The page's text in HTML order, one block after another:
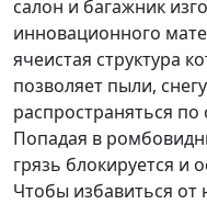
салон и багажник
инновационного
ячеистая структура
позволяет пыли,
распространяться по
Попадая в
грязь блокируется и
Чтобы избавиться от